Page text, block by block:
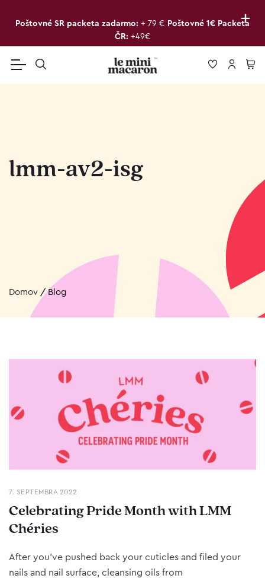
+
Poštovné SR packeta zadarmo: + 79 € Poštovné 1€ Packeta
ČR: +49€
lmm-av2-isg
Domov /Blog
7. SEPTEMBRA 2022
Celebrating Pride Month with LMM
Chéries
After you’ve pushed back your cuticles and filed your
nails and nail surface, cleansing oils from